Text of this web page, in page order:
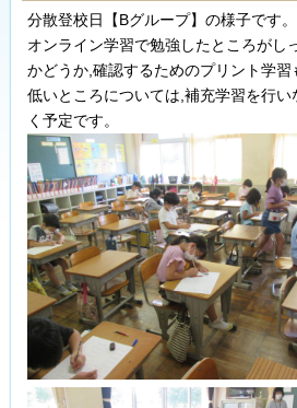
分散登校日【Bグループ】の様子です。
オンライン学習で勉強したところがし
かどうか,確認するためのプリント学
低いところについては,補充学習を行
く予定です。